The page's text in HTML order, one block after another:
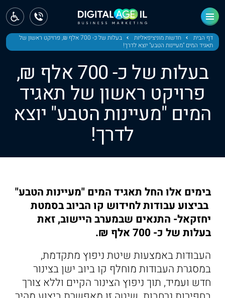
דף הבית חדשות מוניציפאליות
בעלות של כ- 700 אלף ₪, פרויקט ראשון של
תאגיד המים "מעיינות הטבע" יוצא לדרך!
בעלות של כ- 700 אלף ₪,
פרויקט ראשון של תאגיד
המים "מעיינות הטבע" יוצא
לדרך!
בימים אלו החל תאגיד המים "מעיינות הטבע"
בביצוע עבודות לחידוש קו הביוב בסמטת
יחזקאל- התנאים שבמערב היישוב, זאת
בעלות של כ- 700 אלף ₪.
העבודות באמצעות שיטת ניפוץ מתקדמת,
במסגרת העבודות מוחלף קו ביוב ישן בצינור
חדש ועמיד, תוך ניפוץ הצינור הקיים וללא צורך
ראשי
חדשות
מחוז חיפה
מחוז מרכז
מחוז דרום